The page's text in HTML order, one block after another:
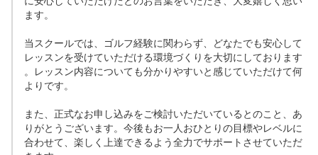
ます。
当スクールでは、ゴルフ経験に関わらず、どなたでも安心して
レッスンを受けていただける環境づくりを大切にしております
。レッスン内容についても分かりやすいと感じていただけて何
よりです。
また、正式なお申し込みをご検討いただいているとのこと、あ
りがとうございます。今後もお一人おひとりの目標やレベルに
合わせて、楽しく上達できるよう全力でサポートさせていただ